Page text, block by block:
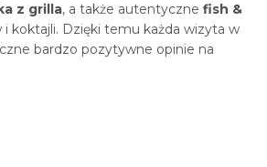
z grilla, a także autentyczne fish &
i koktajli. Dzięki temu każda wizyta w
bardzo pozytywne opinie na